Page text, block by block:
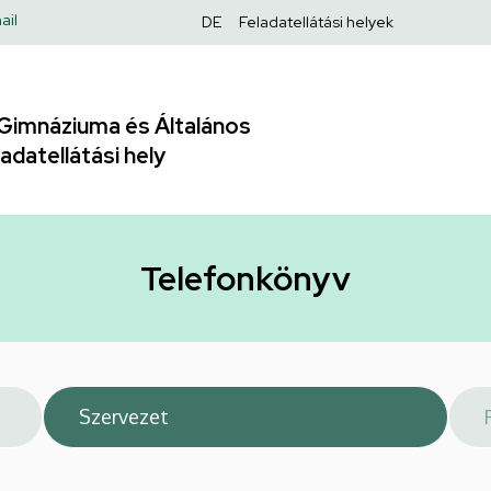
Felső
DE Feladatellátási helyek
és Általános
hely
Telefonkönyv